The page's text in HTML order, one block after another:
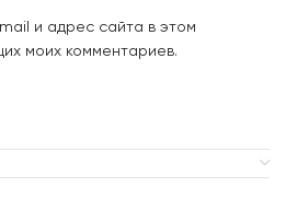
и адрес сайта в этом
моих комментариев.